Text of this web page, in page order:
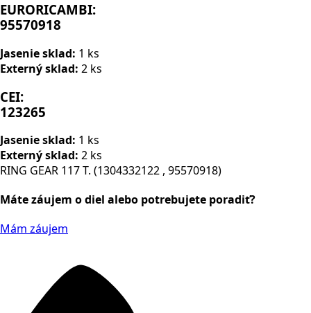
EURORICAMBI:
95570918
Jasenie sklad: 1 ks
Externý sklad: 2 ks
CEI:
123265
Jasenie sklad: 1 ks
Externý sklad: 2 ks
RING GEAR 117 T. (1304332122 , 95570918)
Máte záujem o diel alebo potrebujete poradiť?
Mám záujem